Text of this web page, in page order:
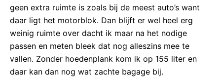
geen extra ruimte is zoals bij de meest auto’s want
daar ligt het motorblok. Dan blijft er wel heel erg
weinig ruimte over dacht ik maar na het nodige
passen en meten bleek dat nog alleszins mee te
vallen. Zonder hoedenplank kom ik op 155 liter en
daar kan dan nog wat zachte bagage bij.